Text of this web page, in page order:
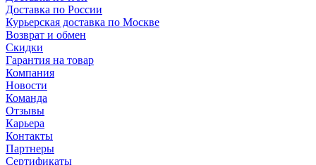
Доставка по России
Курьерская доставка по Москве
Возврат и обмен
Скидки
Гарантия на товар
Компания
Новости
Команда
Отзывы
Карьера
Контакты
Партнеры
Сертификаты